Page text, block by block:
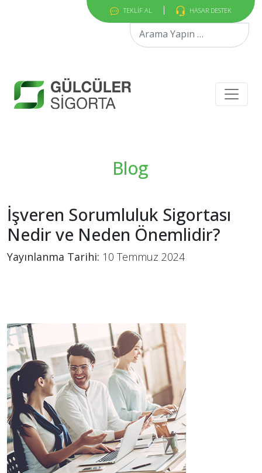
TEKLİF AL HASAR DESTEK
Arama:
Blog
İşveren Sorumluluk Sigortası
Nedir ve Neden Önemlidir?
Yayınlanma Tarihi: 10 Temmuz 2024